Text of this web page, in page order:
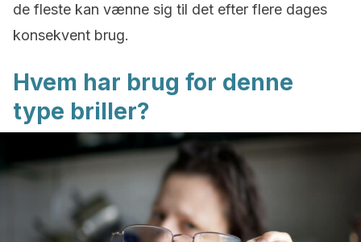
de fleste kan vænne sig til det efter flere dages
konsekvent brug.
Hvem har brug for denne
type briller?